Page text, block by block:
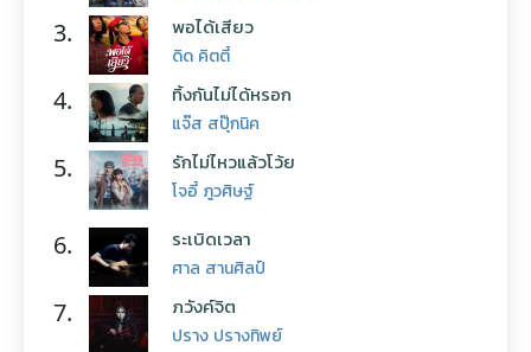
3. พอได้เสียว
ดิด คิตตี้
4. ทิ้งกันไม่ได้หรอก
แจ๊ส สปุ๊กนิค
5. รักไม่ไหวแล้วโว้ย
โจอี้ ภูวศิษฐ์
6. ระเบิดเวลา
ศาล สานศิลป์
7. ภวังค์จิต
ปราง ปรางทิพย์